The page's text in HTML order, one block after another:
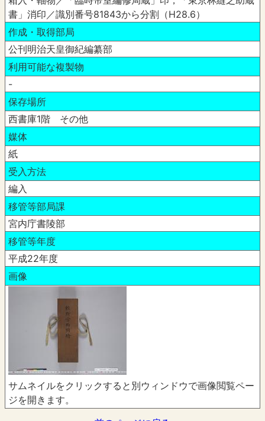
書」消印／識別番号81843から分割（H28.6）
作成・取得部局
公刊明治天皇御紀編纂部
利用可能な複製物
-
保存場所
西書庫1階 その他
媒体
紙
受入方法
編入
移管等部局課
宮内庁書陵部
移管等年度
平成22年度
画像
サムネイルをクリックすると別ウィンドウで画像閲覧ペー
ジを開きます。